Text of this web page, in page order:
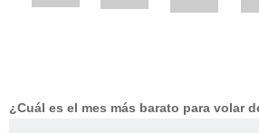
¿Cuál es el mes más barato para volar